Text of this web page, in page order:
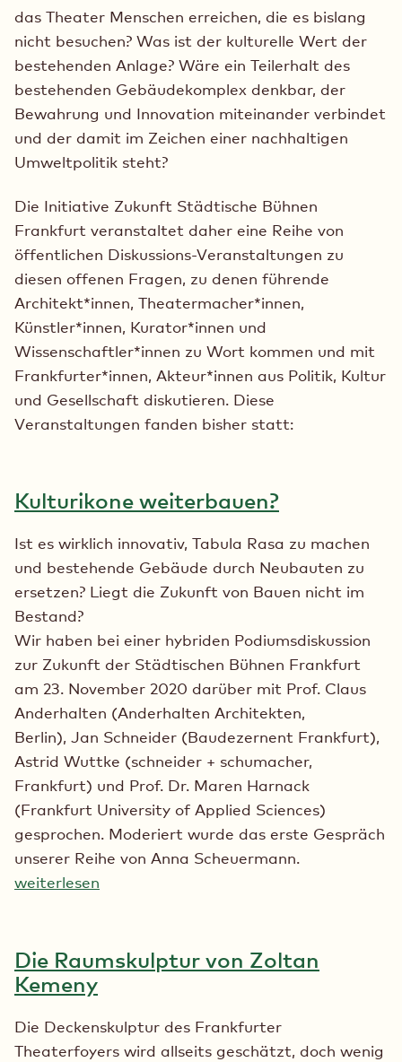
das Theater Menschen erreichen, die es bislang
nicht besuchen? Was ist der kulturelle Wert der
bestehenden Anlage? Wäre ein Teilerhalt des
bestehenden Gebäudekomplex denkbar, der
Bewahrung und Innovation miteinander verbindet
und der damit im Zeichen einer nachhaltigen
Umweltpolitik steht?
Die Initiative Zukunft Städtische Bühnen
Frankfurt veranstaltet daher eine Reihe von
öffentlichen Diskussions-Veranstaltungen zu
diesen offenen Fragen, zu denen führende
Architekt*innen, Theatermacher*innen,
Künstler*innen, Kurator*innen und
Wissenschaftler*innen zu Wort kommen und mit
Frankfurter*innen, Akteur*innen aus Politik, Kultur
und Gesellschaft diskutieren. Diese
Veranstaltungen fanden bisher statt:
Kulturikone weiterbauen?
Ist es wirklich innovativ, Tabula Rasa zu machen
und bestehende Gebäude durch Neubauten zu
ersetzen? Liegt die Zukunft von Bauen nicht im
Bestand?
Wir haben bei einer hybriden Podiumsdiskussion
zur Zukunft der Städtischen Bühnen Frankfurt
am 23. November 2020 darüber mit Prof. Claus
Anderhalten (Anderhalten Architekten,
Berlin), Jan Schneider (Baudezernent Frankfurt),
Astrid Wuttke (schneider + schumacher,
Frankfurt) und Prof. Dr. Maren Harnack
(Frankfurt University of Applied Sciences)
gesprochen. Moderiert wurde das erste Gespräch
unserer Reihe von Anna Scheuermann.
weiterlesen
Die Raumskulptur von Zoltan
Kemeny
Die Deckenskulptur des Frankfurter
Theaterfoyers wird allseits geschätzt, doch wenig